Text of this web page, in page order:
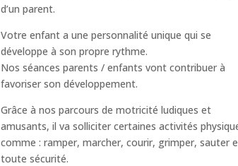
d’un parent.
Votre enfant a une personnalité unique qui se
développe à son propre rythme.
Nos séances parents / enfants vont contribuer à
favoriser son développement.
Grâce à nos parcours de motricité ludiques et
amusants, il va solliciter certaines activités
comme : ramper, marcher, courir, grimper, sauter
toute sécurité.